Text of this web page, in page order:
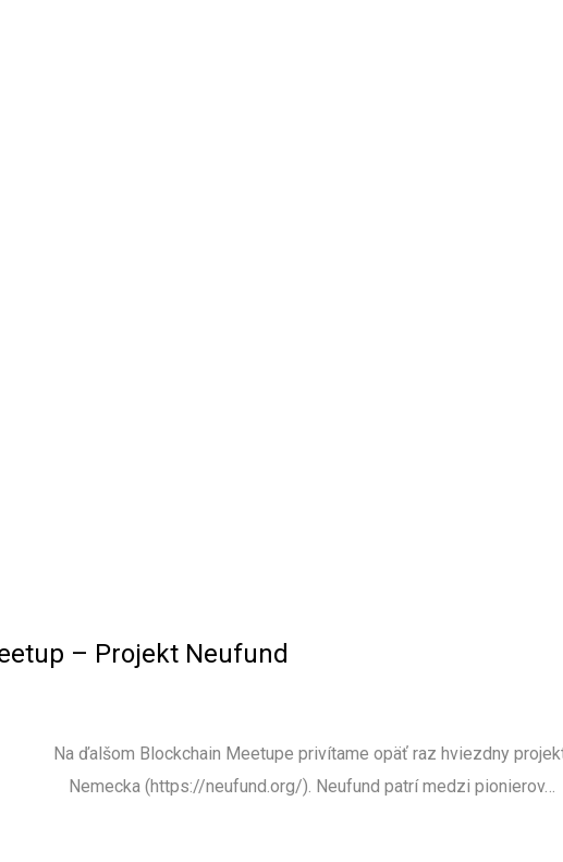
– Projekt Neufund
Na ďalšom Blockchain Meetupe privítame opäť raz hviezdny
Nemecka (https://neufund.org/). Neufund patrí medzi pionierov…